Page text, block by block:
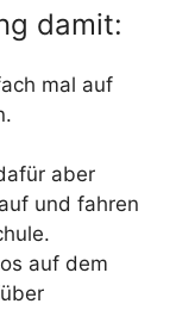
damit:
mal auf
aber
und fahren
auf dem